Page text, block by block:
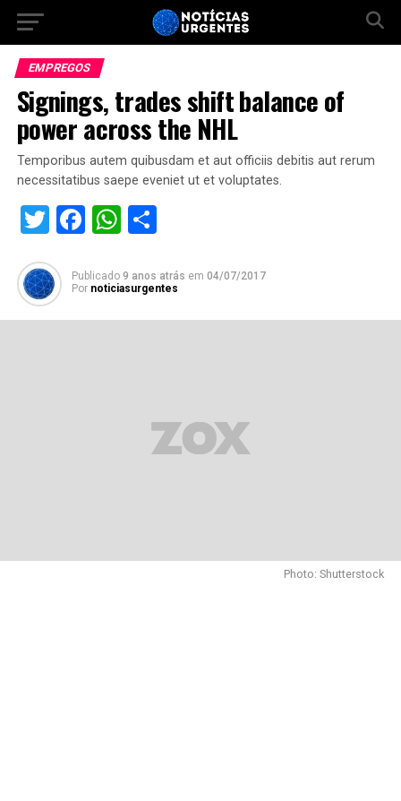
EMPREGOS
Signings, trades shift balance of
power across the NHL
Temporibus autem quibusdam et aut officiis debitis aut rerum
necessitatibus saepe eveniet ut et voluptates.
Twitter
Facebook
WhatsApp
Share
Publicado 9 anos atrás em 04/07/2017
Por noticiasurgentes
Photo: Shutterstock